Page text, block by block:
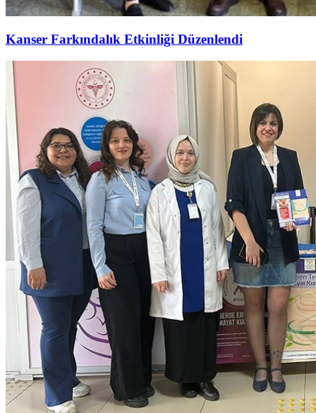
Kanser Farkındalık Etkinliği Düzenlendi